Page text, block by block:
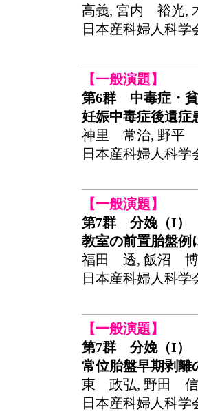
高義, 宮内 裕光
日本産科婦人科学
【一般演題】
第6群 中毒症・
妊娠中毒症後遺症
神里 常治, 野平
日本産科婦人科学
【一般演題】
第7群 分娩（I）
教室の前置胎盤例
福田 透, 飯沼
日本産科婦人科学
【一般演題】
第7群 分娩（I）
常位胎盤早期剥離
東 政弘, 野田
日本産科婦人科学